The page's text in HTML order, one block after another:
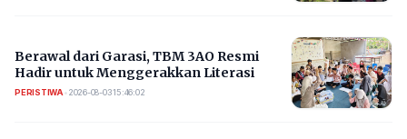
Berawal dari Garasi, TBM 3AO Resmi
Hadir untuk Menggerakkan Literasi
PERISTIWA• 2026-08-03 15:46:02